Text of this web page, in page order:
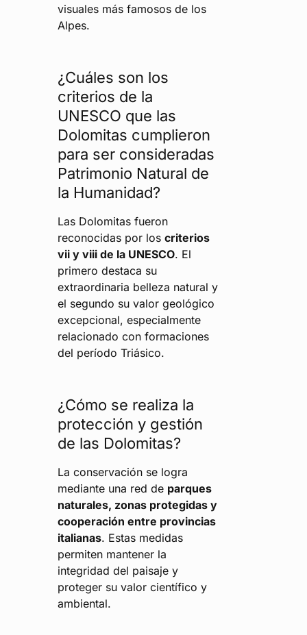
visuales más famosos de los
Alpes.
¿Cuáles son los
criterios de la
UNESCO que las
Dolomitas cumplieron
para ser consideradas
Patrimonio Natural de
la Humanidad?
Las Dolomitas fueron
reconocidas por loscriterios
vii y viii de la UNESCO. El
primero destaca su
extraordinaria belleza natural y
el segundo su valor geológico
excepcional, especialmente
relacionado con formaciones
del período Triásico.
¿Cómo se realiza la
protección y gestión
de las Dolomitas?
La conservación se logra
mediante una red de parques
naturales, zonas protegidas y
cooperación entre provincias
italianas. Estas medidas
permiten mantener la
integridad del paisaje y
proteger su valor científico y
ambiental.